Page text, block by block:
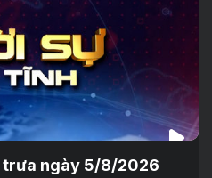
trưa ngày 5/8/2026